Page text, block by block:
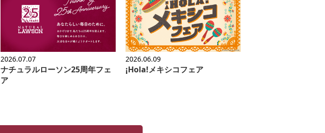
2026.07.07
ナチュラルローソン25周年フェ
ア
2026.06.09
¡Hola!メキシコフェア